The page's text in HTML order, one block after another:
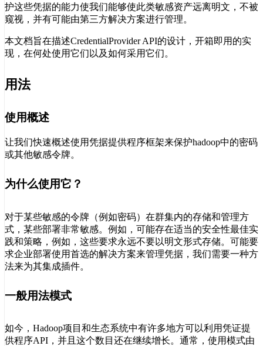
护这些凭据的能力使我们能够使此类敏感资产远离明文，不被
窥视，并有可能由第三方解决方案进行管理。
本文档旨在描述CredentialProvider API的设计，开箱即用的实
现，在何处使用它们以及如何采用它们。
用法
使用概述
让我们快速概述使用凭据提供程序框架来保护hadoop中的密码
或其他敏感令牌。
为什么使用它？
对于某些敏感的令牌（例如密码）在群集内的存储和管理方
式，某些部署非常敏感。例如，可能存在适当的安全性最佳实
践和策略，例如，这些要求永远不要以明文形式存储。可能要
求企业部署使用首选的解决方案来管理凭据，我们需要一种方
法来为其集成插件。
一般用法模式
如今，Hadoop项目和生态系统中有许多地方可以利用凭证提
供程序API，并且这个数目还在继续增长。通常，使用模式由